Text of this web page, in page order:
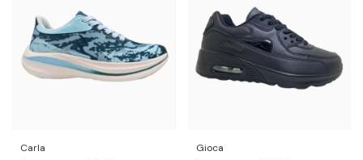
Carla
Gioca